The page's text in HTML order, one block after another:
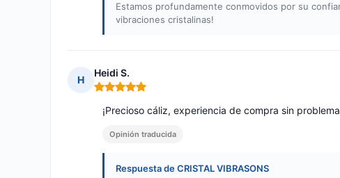
Estamos profundamente conmovidos por su
vibraciones cristalinas!
H
Heidi S.
Nota: 5 de 5
¡Precioso cáliz, experiencia de compra sin
Opinión traducida
Respuesta de CRISTAL VIBRASONS